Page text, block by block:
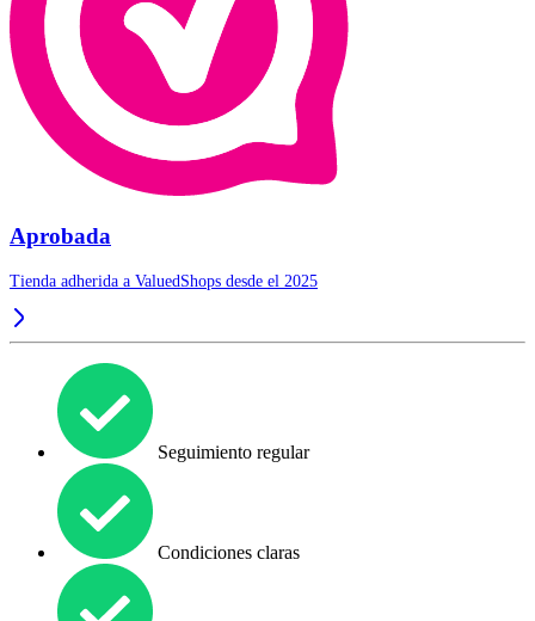
Aprobada
Tienda adherida a ValuedShops desde el 2025
Seguimiento regular
Condiciones claras